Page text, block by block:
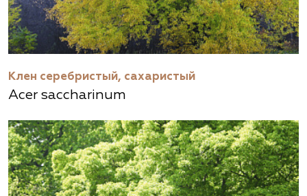
Клен серебристый, сахаристый
Acer saccharinum